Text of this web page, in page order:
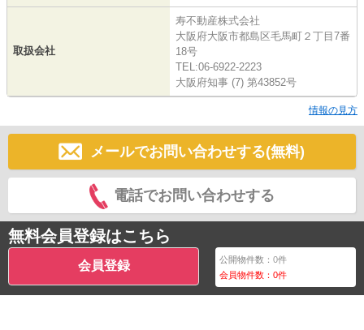
取扱会社
寿不動産株式会社
大阪府大阪市都島区毛馬町２丁目7番
18号
TEL:06-6922-2223
大阪府知事 (7) 第43852号
情報の見方
メールでお問い合わせする(無料)
電話でお問い合わせする
無料会員登録はこちら
会員登録 公開物件数：0件
会員物件数：0件